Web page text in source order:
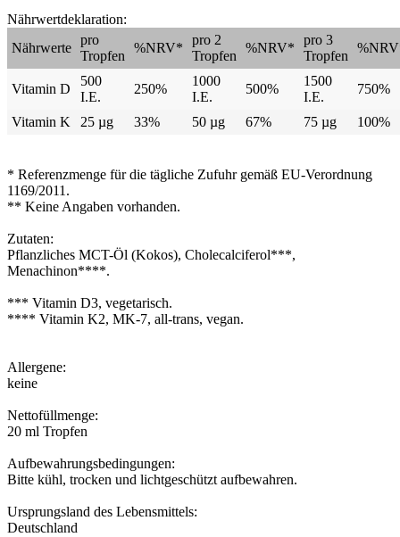
Nährwertdeklaration:
Nährwerte
pro
Tropfen
%NRV*
pro 2
Tropfen
%NRV*
pro 3
Tropfen
Vitamin D
500
I.E.
250%
1000
I.E.
500%
1500
I.E.
750%
Vitamin K 25 µg 33% 50 µg 67% 75 µg 100%
* Referenzmenge für die tägliche Zufuhr gemäß EU-Verordnung
1169/2011.
** Keine Angaben vorhanden.
Zutaten:
Pflanzliches MCT-Öl (Kokos), Cholecalciferol***,
Menachinon****.
*** Vitamin D3, vegetarisch.
**** Vitamin K2, MK-7, all-trans, vegan.
Allergene:
keine
Nettofüllmenge:
20 ml Tropfen
Aufbewahrungsbedingungen:
Bitte kühl, trocken und lichtgeschützt aufbewahren.
Ursprungsland des Lebensmittels:
Deutschland